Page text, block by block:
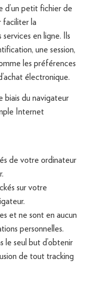
d’un petit fichier de
faciliter la
en ligne. Ils
une session,
les préférences
électronique.
biais du navigateur
Internet
de votre ordinateur
sur votre
et ne sont en aucun
personnelles.
le seul but d’obtenir
de tout tracking